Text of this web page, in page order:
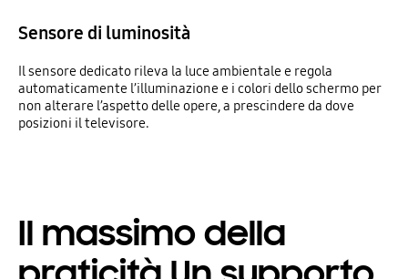
Sensore di luminosità
Il sensore dedicato rileva la luce ambientale e regola
automaticamente l’illuminazione e i colori dello schermo per
non alterare l’aspetto delle opere, a prescindere da dove
posizioni il televisore.
Il massimo della